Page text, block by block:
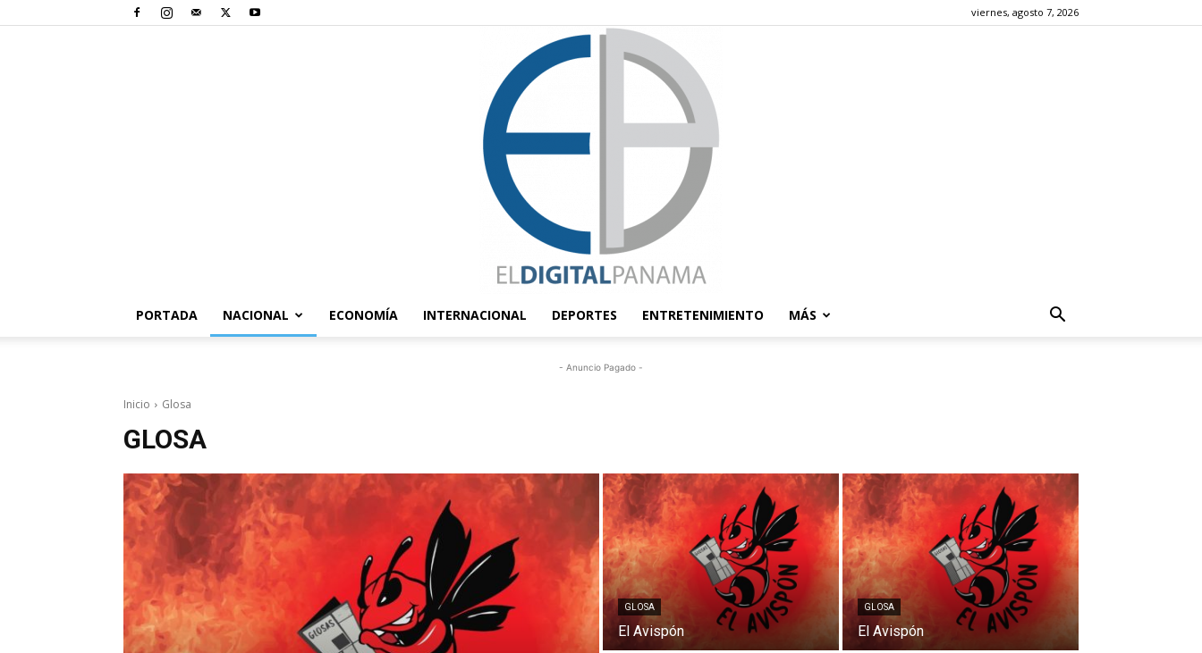
viernes, agosto 7, 2026
Panamá
PORTADA NACIONAL ECONOMÍA INTERNACIONAL DEPORTES ENTRETENIMIENTO MÁS
- Anuncio Pagado -
Inicio Glosa
GLOSA
GLOSA
El Avispón
GLOSA
El Avispón